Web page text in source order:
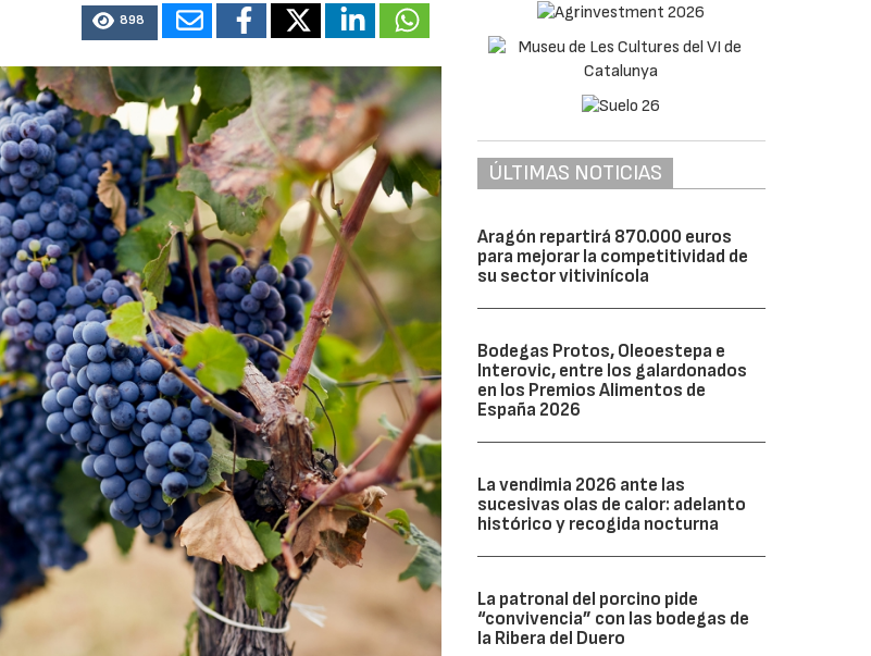
898
ÚLTIMAS NOTICIAS
Aragón repartirá 870.000 euros
para mejorar la competitividad de
su sector vitivinícola
Bodegas Protos, Oleoestepa e
Interovic, entre los galardonados
en los Premios Alimentos de
España 2026
La vendimia 2026 ante las
sucesivas olas de calor: adelanto
histórico y recogida nocturna
La patronal del porcino pide
“convivencia” con las bodegas de
la Ribera del Duero